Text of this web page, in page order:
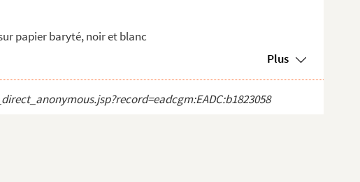
papier baryté, noir et blanc
Plus